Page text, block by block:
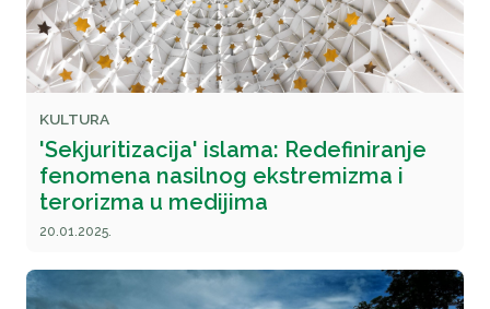
KULTURA
'Sekjuritizacija' islama: Redefiniranje
fenomena nasilnog ekstremizma i
terorizma u medijima
20.01.2025.